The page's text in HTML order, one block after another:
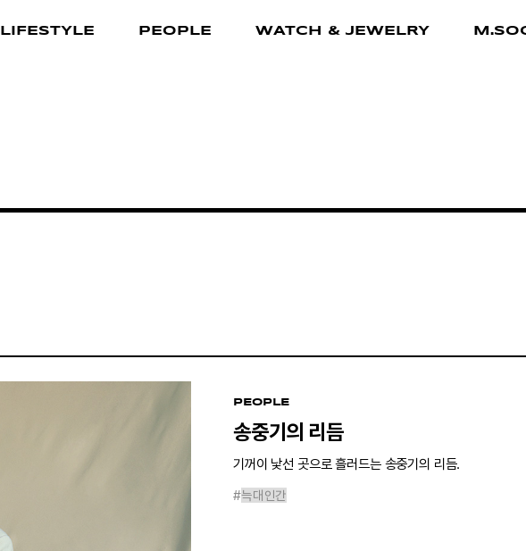
LIFESTYLE PEOPLE WATCH & JEWELRY
PEOPLE
송중기의 리듬
기꺼이 낯선 곳으로 흘러드는 송중기의 리듬.
#늑대인간